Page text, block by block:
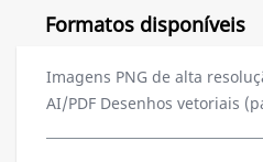
Formatos disponíveis
Imagens PNG de alta
AI/PDF Desenhos vetoriais